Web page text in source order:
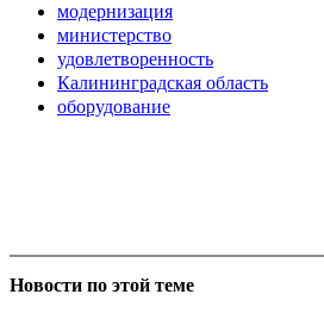
модернизация
министерство
удовлетворенность
Калининградская область
оборудование
Новости по этой теме